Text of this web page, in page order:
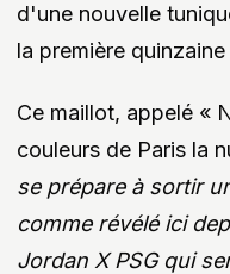
d'une nouvelle
la première quinzaine
Ce maillot, appelé «
couleurs de Paris la
se prépare à sortir
comme révélé ici
Jordan X PSG qui